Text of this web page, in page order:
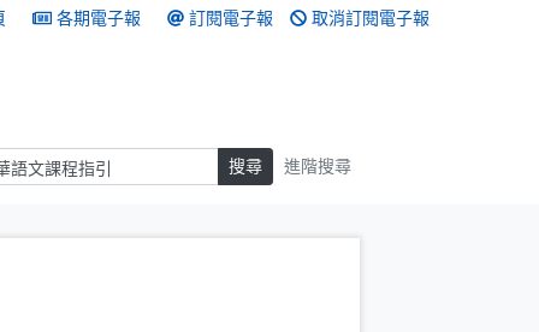
各期電子報 訂閱電子報 取消訂閱電子報
搜尋 進階搜尋